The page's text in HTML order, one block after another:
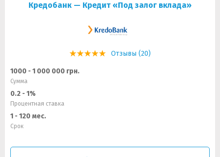
Кредобанк — Кредит «Под залог вклада»
Отзывы (20)
1000 - 1 000 000 грн.
Сумма
0.2 - 1%
Процентная ставка
1 - 120 мес.
Срок